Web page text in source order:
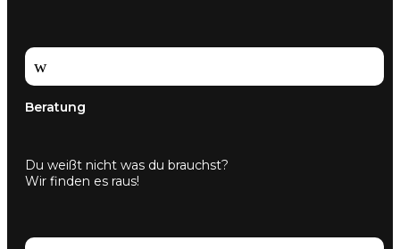
w
Beratung
Du weißt nicht was du brauchst?
Wir finden es raus!